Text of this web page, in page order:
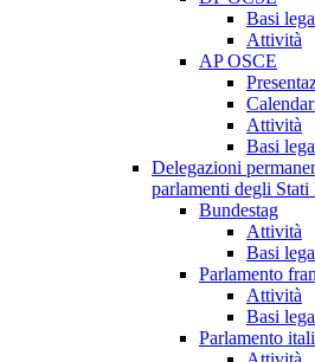
Basi
Attività
AP OSCE
Attività
Basi
Delegazioni
parlamenti degli
Bundestag
Attività
Basi
Parlamento
Attività
Basi
Parlamento